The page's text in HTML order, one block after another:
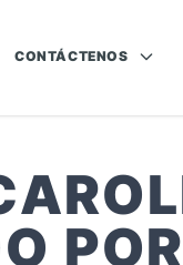
CONTÁCTENOS